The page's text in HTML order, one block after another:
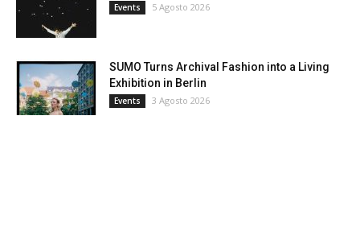
Events 5 Agosto 2026
SUMO Turns Archival Fashion into a Living
Exhibition in Berlin
Events 3 Agosto 2026